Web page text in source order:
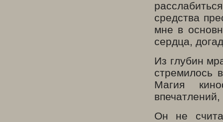
средства
мне в
сердца,
Из глубин
стремилось
Магия
Он не